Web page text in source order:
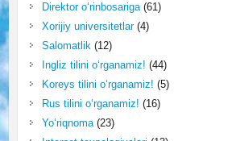
Direktor o‘rinbosariga(61)
Xorijiy universitetlar(4)
Salomatlik(12)
Ingliz tilini o‘rganamiz! (44)
Koreys tilini o‘rganamiz! (5)
Rus tilini o‘rganamiz! (16)
Yo‘riqnoma(23)